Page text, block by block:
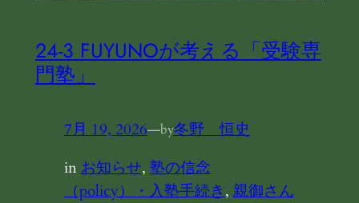
24‐3 FUYUNOが考える「受験専
門塾」
7月 19, 2026—by冬野 恒史
in お知らせ, 塾の信念
（policy）・入塾手続き, 親御さん